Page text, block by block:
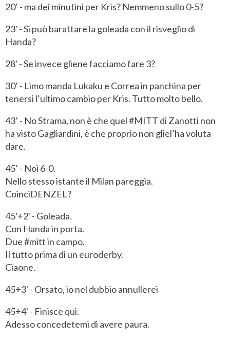
20’ - ma dei minutini per Kris? Nemmeno sullo 0-5?
23' - Si può barattare la goleada con il risveglio di
Handa?
28' - Se invece gliene facciamo fare 3?
30’ - Limo manda Lukaku e Correa in panchina per
tenersi l’ultimo cambio per Kris. Tutto molto bello.
43’ - No Strama, non è che quel #MITT di Zanotti non
ha visto Gagliardini, è che proprio non gliel’ha voluta
dare.
45’ - Noi 6-0.
Nello stesso istante il Milan pareggia.
CoinciDENZEL?
45'+2' - Goleada.
Con Handa in porta.
Due #mitt in campo.
Il tutto prima di un euroderby.
Ciaone.
45+3' - Orsato, io nel dubbio annullerei
45+4' - Finisce qui.
Adesso concedetemi di avere paura.